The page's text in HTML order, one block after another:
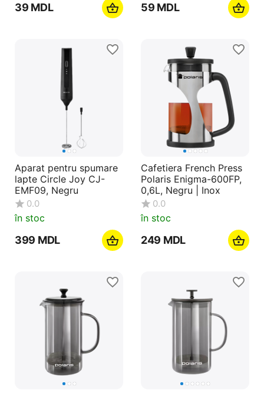
‍39‍ MDL ‍59‍ MDL
Aparat pentru spumare
lapte Circle Joy CJ-
EMF09, Negru
0.0
în stoc
‍399‍ MDL
Cafetiera French Press
Polaris Enigma-600FP,
0,6L, Negru | Inox
0.0
în stoc
‍249‍ MDL